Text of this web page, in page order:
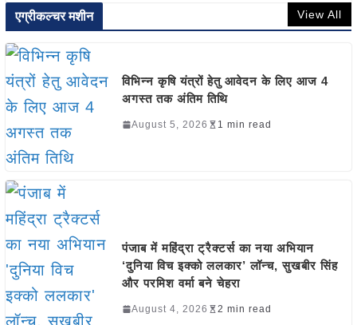
एग्रीकल्चर मशीन View All
विभिन्न कृषि यंत्रों हेतु आवेदन के लिए आज 4
अगस्त तक अंतिम तिथि
August 5, 2026 1 min read
पंजाब में महिंद्रा ट्रैक्टर्स का नया अभियान
‘दुनिया विच इक्को ललकार’ लॉन्च, सुखबीर सिंह
और परमिश वर्मा बने चेहरा
August 4, 2026 2 min read